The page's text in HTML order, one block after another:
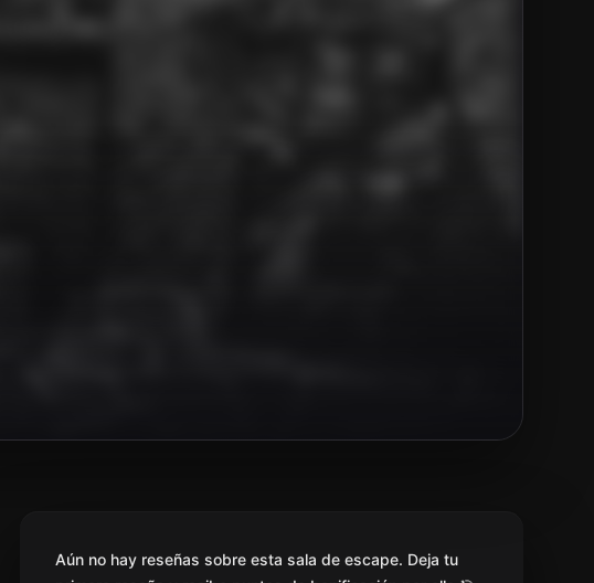
Aún no hay reseñas sobre esta sala de escape. Deja tu